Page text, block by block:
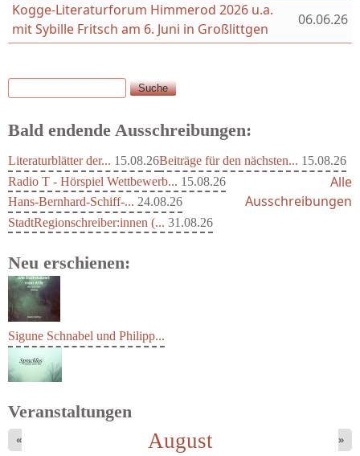
Kogge-Literaturforum Himmerod 2026 u.a.
mit Sybille Fritsch am 6. Juni in Großlittgen
06.06.26
Suchformular
Suche
Bald endende Ausschreibungen:
Literaturblätter der... 15.08.26Beiträge für den nächsten... 15.08.26
Radio T - Hörspiel Wettbewerb... 15.08.26
Hans-Bernhard-Schiff-... 24.08.26
StadtRegionschreiber:innen (... 31.08.26
Alle
Ausschreibungen
Neu erschienen:
Sigune Schnabel und Philipp...
Veranstaltungen
August
« »